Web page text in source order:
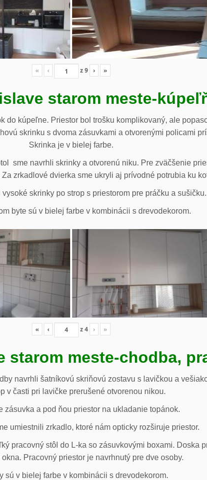
« ‹ z9 › »
starom meste-
do kúpeľne. Priestor bol trošku komplikovaný, ale
skrinku s dvoma zásuvkami a otvorenými policami
Skrinka je v bielej farbe.
sme navrhli skrinky a otvorenú niku. Pre zväčšenie
zrkadlové dvierka sme ukryli aj prívodné potrubia ku
skrinky po strop s priestorom pre práčku a sušičku.
byte sú v bielej farbe v kombinácii s drevodekorom.
« ‹ z4 › »
starom meste-chodba,
navrhli šatníkovú skriňovú zostavu s lavičkou a
v časti pri lavičke prerušené otvorenou nikou.
zásuvka a pod ňou priestor na ukladanie topánok.
umiestnili zrkadlo, ktoré nám opticky rozširuje priestor.
pracovný stôl do L-ka so zásuvkovými boxami. Doska
Pracovný priestor je navrhnutý pre dve osoby.
sú v bielej farbe v kombinácii s drevodekorom.